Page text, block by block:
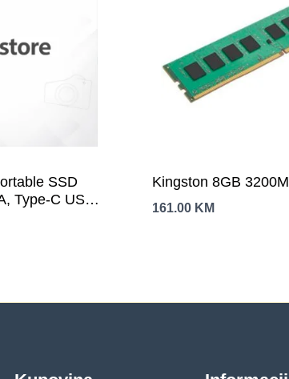
SSD
Type-C USB
MB/s, 950
Kingston 8GB
161.00 KM